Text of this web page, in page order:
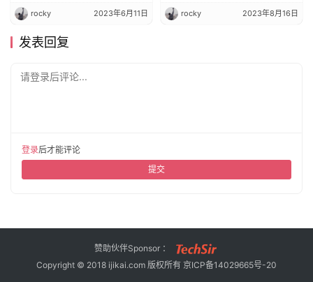
rocky 2023年6月11日 rocky 2023年8月16日
发表回复
请登录后评论...
登录后才能评论
提交
赞助伙伴Sponsor ：
Copyright © 2018 ijikai.com 版权所有 京ICP备14029665号-20